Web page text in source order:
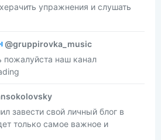
упражнения и слушать
@gruppirovka_music
пожалуйста наш канал
завести свой личный блог в
только самое важное и